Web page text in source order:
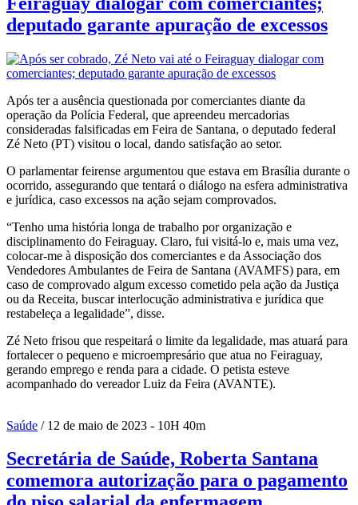
deputado garante apuração de excessos
Após ter a ausência questionada por comerciantes diante da
operação da Polícia Federal, que apreendeu mercadorias
consideradas falsificadas em Feira de Santana, o deputado federal
Zé Neto (PT) visitou o local, dando satisfação ao setor.
O parlamentar feirense argumentou que estava em Brasília durante o
ocorrido, assegurando que tentará o diálogo na esfera administrativa
e jurídica, caso excessos na ação sejam comprovados.
“Tenho uma história longa de trabalho por organização e
disciplinamento do Feiraguay. Claro, fui visitá-lo e, mais uma vez,
colocar-me à disposição dos comerciantes e da Associação dos
Vendedores Ambulantes de Feira de Santana (AVAMFS) para, em
caso de comprovado algum excesso cometido pela ação da Justiça
ou da Receita, buscar interlocução administrativa e jurídica que
restabeleça a legalidade”, disse.
Zé Neto frisou que respeitará o limite da legalidade, mas atuará para
fortalecer o pequeno e microempresário que atua no Feiraguay,
gerando emprego e renda para a cidade. O petista esteve
acompanhado do vereador Luiz da Feira (AVANTE).
Saúde / 12 de maio de 2023 - 10H 40m
Secretária de Saúde, Roberta Santana
comemora autorização para o pagamento